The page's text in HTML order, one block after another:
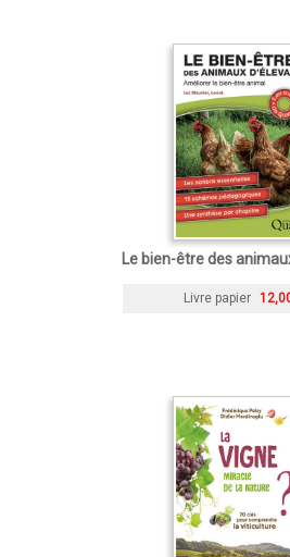
Le bien-être des
Livre papier